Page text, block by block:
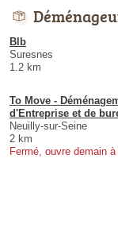
Blb
Suresnes
1.2 km
To Move -
d'Entreprise et de
Neuilly-sur-Seine
2 km
Fermé, ouvre demain à